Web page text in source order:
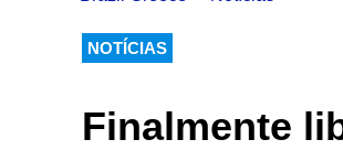
NOTÍCIAS
Finalmente